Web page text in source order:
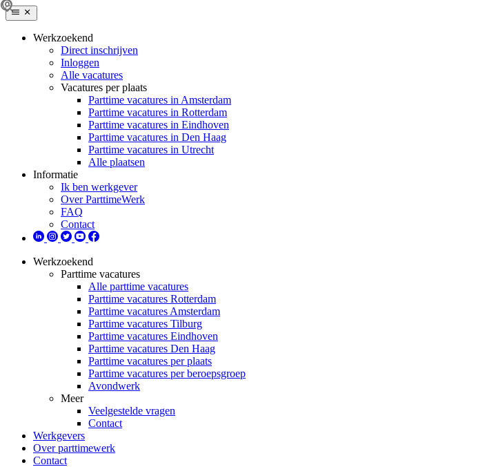
Werkzoekend
Direct inschrijven
Inloggen
Alle vacatures
Vacatures per plaats
Parttime vacatures in Amsterdam
Parttime vacatures in Rotterdam
Parttime vacatures in Eindhoven
Parttime vacatures in Den Haag
Parttime vacatures in Utrecht
Alle plaatsen
Informatie
Ik ben werkgever
Over ParttimeWerk
FAQ
Contact
Werkzoekend
Parttime vacatures
Alle parttime vacatures
Parttime vacatures Rotterdam
Parttime vacatures Amsterdam
Parttime vacatures Tilburg
Parttime vacatures Eindhoven
Parttime vacatures Den Haag
Parttime vacatures per plaats
Parttime vacatures per beroepsgroep
Avondwerk
Meer
Veelgestelde vragen
Contact
Werkgevers
Over parttimewerk
Contact